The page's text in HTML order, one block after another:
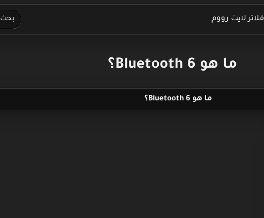
فلاتر لايت رووم
ما هو Bluetooth 6؟
ما هو Bluetooth 6؟